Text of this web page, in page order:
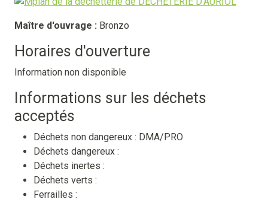
Maître d'ouvrage : Bronzo
Horaires d'ouverture
Information non disponible
Informations sur les déchets
acceptés
Déchets non dangereux : DMA/PRO
Déchets dangereux :
Déchets inertes :
Déchets verts :
Ferrailles :